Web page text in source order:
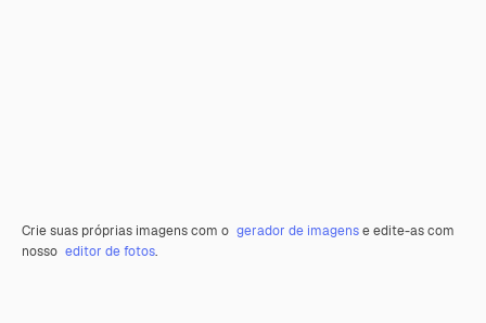
Crie suas próprias imagens com o gerador de imagense edite-as com
nosso editor de fotos.